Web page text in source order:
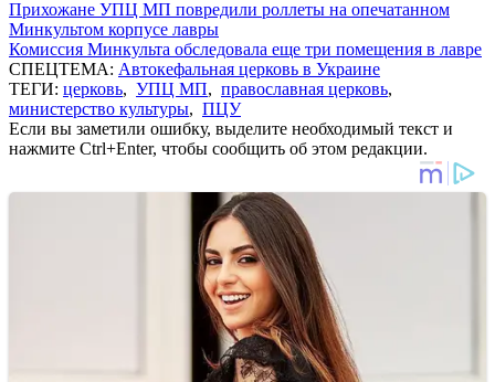
Прихожане УПЦ МП повредили роллеты на опечатанном
Минкультом корпусе лавры
Комиссия Минкульта обследовала еще три помещения в лавре
СПЕЦТЕМА: Автокефальная церковь в Украине
ТЕГИ: церковь, УПЦ МП, православная церковь,
министерство культуры, ПЦУ
Если вы заметили ошибку, выделите необходимый текст и
нажмите Ctrl+Enter, чтобы сообщить об этом редакции.